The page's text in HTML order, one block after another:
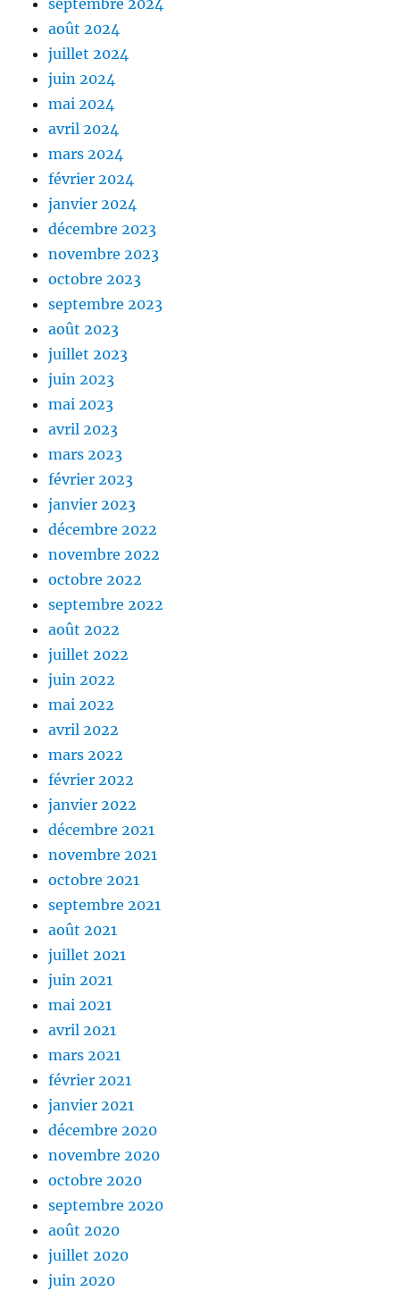
août 2024
juillet 2024
juin 2024
mai 2024
avril 2024
mars 2024
février 2024
janvier 2024
décembre 2023
novembre 2023
octobre 2023
septembre 2023
août 2023
juillet 2023
juin 2023
mai 2023
avril 2023
mars 2023
février 2023
janvier 2023
décembre 2022
novembre 2022
octobre 2022
septembre 2022
août 2022
juillet 2022
juin 2022
mai 2022
avril 2022
mars 2022
février 2022
janvier 2022
décembre 2021
novembre 2021
octobre 2021
septembre 2021
août 2021
juillet 2021
juin 2021
mai 2021
avril 2021
mars 2021
février 2021
janvier 2021
décembre 2020
novembre 2020
octobre 2020
septembre 2020
août 2020
juillet 2020
juin 2020